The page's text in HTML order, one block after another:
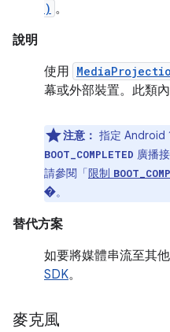
) 。
說明
使用
幕或外部裝置。此類
注意： 指定 Android
BOOT_COMPLETED 廣播
請參閱「限制
�。
替代方案
如要將媒體串流至其
SDK。
麥克風